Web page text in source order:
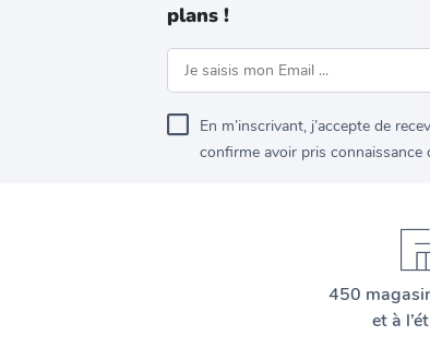
plans !
En m’inscrivant, j’accepte de
confirme avoir pris connaissance
450
et à